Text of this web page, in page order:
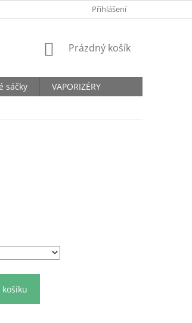
Přihlášení
NÁKUPNÍ
Prázdný košík
sáčky
VAPORIZÉRY